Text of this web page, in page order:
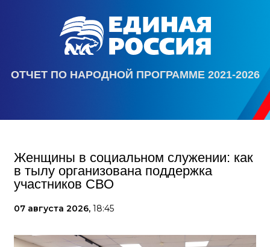
ОТЧЕТ ПО НАРОДНОЙ ПРОГРАММЕ 2021-2026
Женщины в социальном служении: как
в тылу организована поддержка
участников СВО
07 августа 2026, 18:45